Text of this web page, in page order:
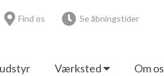
Find os Se åbningstider
Værksted Om os